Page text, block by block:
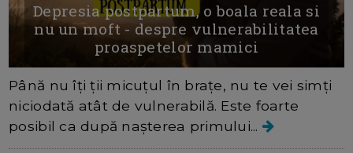
Depresia postpartum, o boala reala si
nu un moft - despre vulnerabilitatea
proaspetelor mamici
Până nu îți ții micuțul în brațe, nu te vei simți
niciodată atât de vulnerabilă. Este foarte
posibil ca după nașterea primului...